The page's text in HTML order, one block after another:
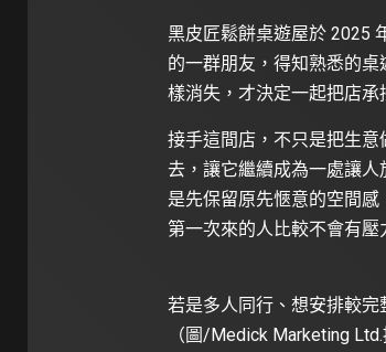
黑皮匠鬆餅桌遊屋於 2025
的一群朋友，得知熟悉的
樣消失，才決定一起把店承
接手這間店，不只是把生
去，讓它繼續成為一處讓
是先保留原先愜意的空間
第一次來的人比較不會有壓
若是多人同行、想安排較
（圖/Medick Marketing Ltd.